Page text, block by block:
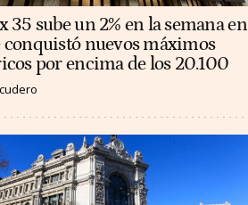
35 sube un 2% en la semana en
conquistó nuevos máximos
por encima de los 20.100